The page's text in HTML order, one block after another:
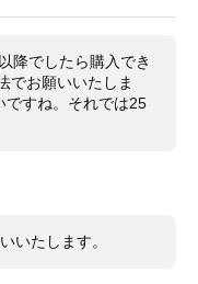
降でしたら購入でき
でお願いいたしま
ですね。それでは25
いたします。